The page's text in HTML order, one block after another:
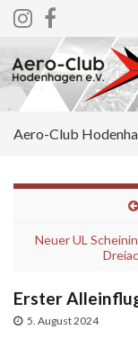
Search
Aero-Club
Neuer UL
Erster
5. August 2024